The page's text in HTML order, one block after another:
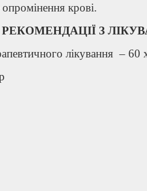
крові.
РЕКОМЕНДАЦІЇ З
лікування – 60